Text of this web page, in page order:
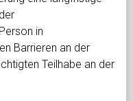
in
Barrieren an der
Teilhabe an der